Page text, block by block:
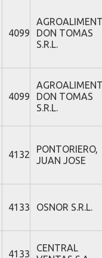
4099
DON TOMAS
S.R.L.
4099
DON TOMAS
S.R.L.
4132
PONTORIERO,
JUAN JOSE
4133 OSNOR S.R.L.
4133
CENTRAL